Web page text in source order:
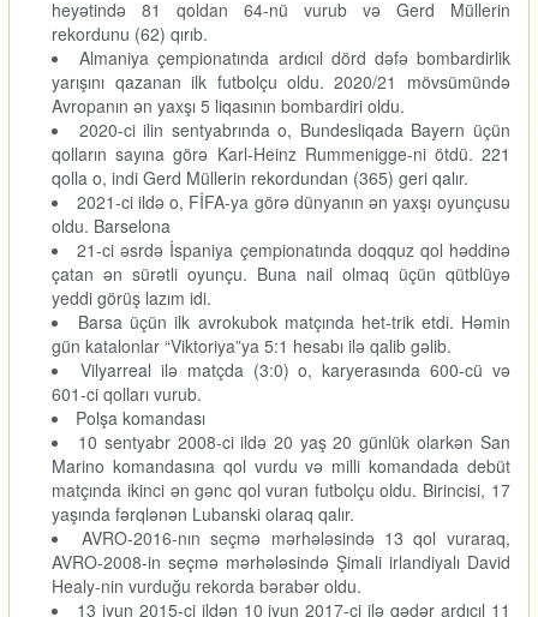
heyətində 81 qoldan 64-nü vurub və Gerd Müllerin
rekordunu (62) qırıb.
Almaniya çempionatında ardıcıl dörd dəfə bombardirlik
yarışını qazanan ilk futbolçu oldu. 2020/21 mövsümündə
Avropanın ən yaxşı 5 liqasının bombardiri oldu.
2020-ci ilin sentyabrında o, Bundesliqada Bayern üçün
qolların sayına görə Karl-Heinz Rummenigge-ni ötdü. 221
qolla o, indi Gerd Müllerin rekordundan (365) geri qalır.
2021-ci ildə o, FİFA-ya görə dünyanın ən yaxşı oyunçusu
oldu. Barselona
21-ci əsrdə İspaniya çempionatında doqquz qol həddinə
çatan ən sürətli oyunçu. Buna nail olmaq üçün qütblüyə
yeddi görüş lazım idi.
Barsa üçün ilk avrokubok matçında het-trik etdi. Həmin
gün katalonlar “Viktoriya”ya 5:1 hesabı ilə qalib gəlib.
Vilyarreal ilə matçda (3:0) o, karyerasında 600-cü və
601-ci qolları vurub.
Polşa komandası
10 sentyabr 2008-ci ildə 20 yaş 20 günlük olarkən San
Marino komandasına qol vurdu və milli komandada debüt
matçında ikinci ən gənc qol vuran futbolçu oldu. Birincisi, 17
yaşında fərqlənən Lubanski olaraq qalır.
AVRO-2016-nın seçmə mərhələsində 13 qol vuraraq,
AVRO-2008-in seçmə mərhələsində Şimali irlandiyalı David
Healy-nin vurduğu rekorda bərabər oldu.
13 iyun 2015-ci ildən 10 iyun 2017-ci ilə qədər ardıcıl 11